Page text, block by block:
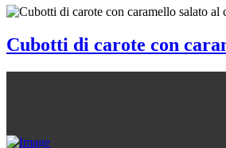
Cubotti di carote con